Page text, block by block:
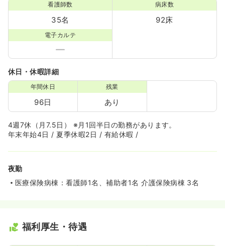
看護師数
35名
病床数
92床
電子カルテ
休日・休暇詳細
年間休日
96日
残業
あり
4週7休（月7.5日） ※月1回半日の勤務があります。
年末年始4日 / 夏季休暇2日 / 有給休暇 /
夜勤
医療保険病棟：看護師1名、補助者1名 介護保険病棟 3名
福利厚生・待遇